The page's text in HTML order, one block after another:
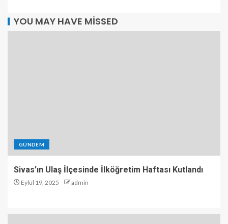
YOU MAY HAVE MISSED
GÜNDEM
Sivas’ın Ulaş İlçesinde İlköğretim Haftası Kutlandı
Eylül 19, 2025 admin